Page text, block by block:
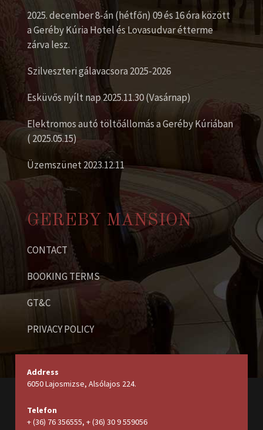
2025. december 8-án (hétfőn) 09 és 16 óra között
a Geréby Kúria Hotel és Lovasudvar étterme
zárva lesz.
Szilveszteri gálavacsora 2025-2026
Esküvős nyílt nap 2025.11.30 (Vasárnap)
Elektromos autó töltőállomás a Geréby Kúriában
( 2025.05.15)
Üzemszünet 2023.12.11
GEREBY MANSION
CONTACT
BOOKING TERMS
GT&C
PRIVACY POLICY
Address
6050 Lajosmizse, Alsólajos 224.
Telefon
+ (36) 76 356555, + (36) 30 9 559056